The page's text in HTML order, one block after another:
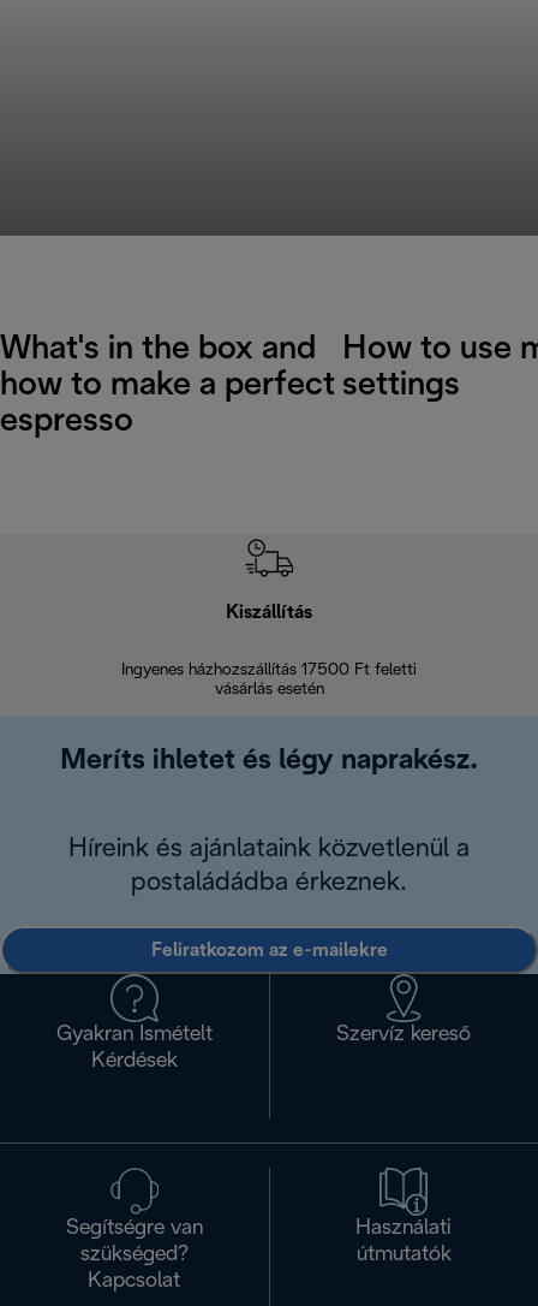
What's in the box and
how to make a perfect
espresso
How to use
settings
Kiszállítás
Ingyenes házhozszállítás 17500 Ft feletti
vásárlás esetén
Meríts ihletet és légy naprakész.
Híreink és ajánlataink közvetlenül a
postaládádba érkeznek.
Feliratkozom az e-mailekre
Gyakran Ismételt
Kérdések
Szervíz kereső
Segítségre van
szükséged?
Kapcsolat
Használati
útmutatók